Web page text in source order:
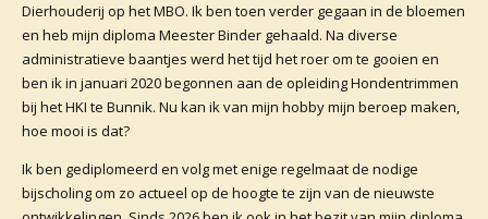
Dierhouderij op het MBO. Ik ben toen verder gegaan in de bloemen
en heb mijn diploma Meester Binder gehaald. Na diverse
administratieve baantjes werd het tijd het roer om te gooien en
ben ik in januari 2020 begonnen aan de opleiding Hondentrimmen
bij het HKI te Bunnik. Nu kan ik van mijn hobby mijn beroep maken,
hoe mooi is dat?
Ik ben gediplomeerd en volg met enige regelmaat de nodige
bijscholing om zo actueel op de hoogte te zijn van de nieuwste